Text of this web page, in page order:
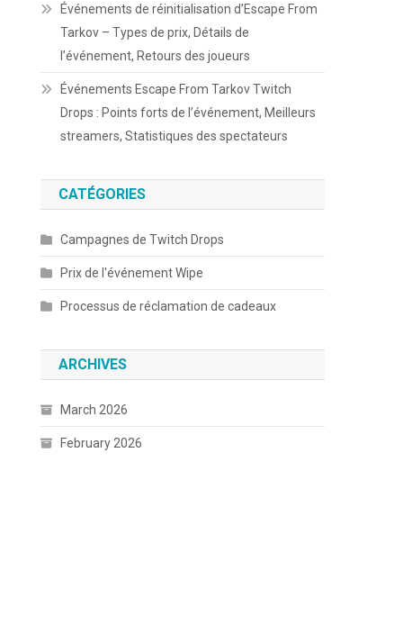
Événements de réinitialisation d’Escape From
Tarkov – Types de prix, Détails de
l’événement, Retours des joueurs
Événements Escape From Tarkov Twitch
Drops : Points forts de l’événement, Meilleurs
streamers, Statistiques des spectateurs
CATÉGORIES
Campagnes de Twitch Drops
Prix de l'événement Wipe
Processus de réclamation de cadeaux
ARCHIVES
March 2026
February 2026